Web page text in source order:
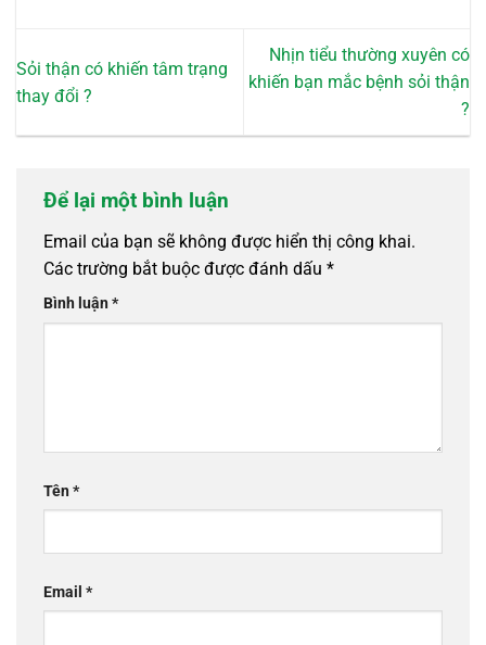
Sỏi thận có khiến tâm trạng
thay đổi ?
Nhịn tiểu thường xuyên có
khiến bạn mắc bệnh sỏi thận
?
Để lại một bình luận
Email của bạn sẽ không được hiển thị công khai.
Các trường bắt buộc được đánh dấu *
Bình luận*
Tên*
Email *